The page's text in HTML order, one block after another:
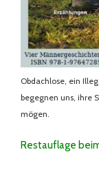
Obdachlose, ein
begegnen uns, ihre
mögen.
Restauflage